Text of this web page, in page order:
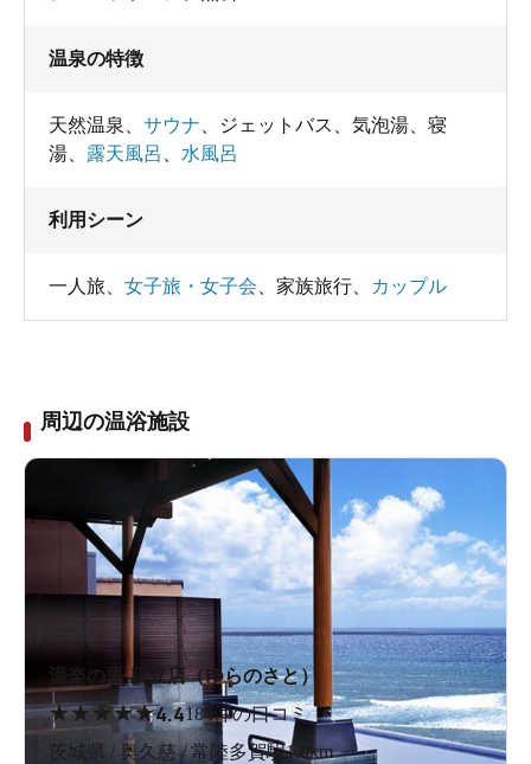
温泉の特徴
天然温泉 サウナ ジェットバス 気泡湯
寝
湯
露天風呂 水風呂
利用シーン
一人旅 女子旅・女子会 家族旅行 カップル
周辺の温浴施設
湯楽の里 日立店（ゆらのさと）
★★★★★4.4184件の口コミ
茨城県 / 奥久慈 / 常陸多賀駅1.0km